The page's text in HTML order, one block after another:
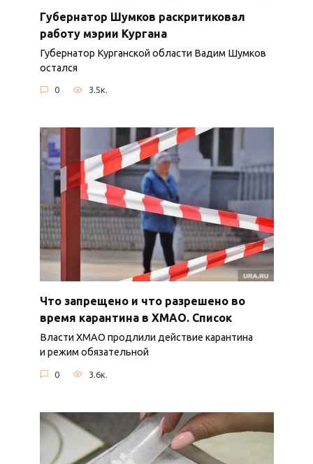
Губернатор Шумков раскритиковал
работу мэрии Кургана
Губернатор Курганской области Вадим Шумков
остался
0 3.5к.
Что запрещено и что разрешено во
время карантина в ХМАО. Список
Власти ХМАО продлили действие карантина
и режим обязательной
0 3.6к.